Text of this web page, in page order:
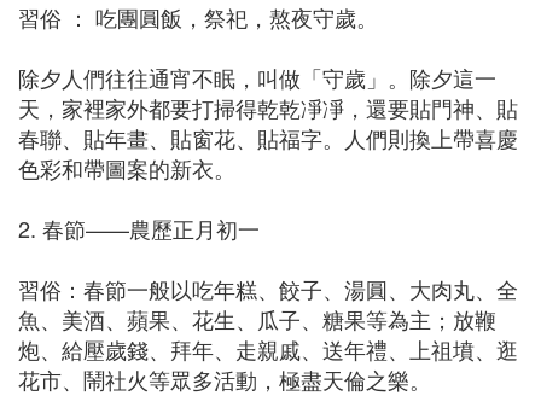
習俗 ： 吃團圓飯，祭祀，熬夜守歲。
除夕人們往往通宵不眠，叫做「守歲」。除夕這一
天，家裡家外都要打掃得乾乾凈凈，還要貼門神、貼
春聯、貼年畫、貼窗花、貼福字。人們則換上帶喜慶
色彩和帶圖案的新衣。
2. 春節——農歷正月初一
習俗：春節一般以吃年糕、餃子、湯圓、大肉丸、全
魚、美酒、蘋果、花生、瓜子、糖果等為主；放鞭
炮、給壓歲錢、拜年、走親戚、送年禮、上祖墳、逛
花市、鬧社火等眾多活動，極盡天倫之樂。